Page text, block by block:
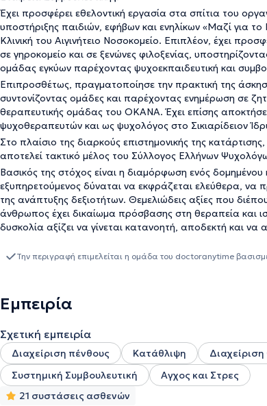
Έχει προσφέρει εθελοντική εργασία στα σπίτια του
υποστήριξης παιδιών, εφήβων και ενηλίκων «Μαζί για το
Κλινική του Αιγινήτειο Νοσοκομείο. Επιπλέον, έχει
σε γηροκομείο και σε ξενώνες φιλοξενίας,
ομάδας εγκύων παρέχοντας ψυχοεκπαιδευτική και
Επιπροσθέτως, πραγματοποίησε την πρακτική της
συντονίζοντας ομάδες και παρέχοντας ενημέρωση σε
θεραπευτικής ομάδας του ΟΚΑΝΑ. Έχει επίσης
ψυχοθεραπευτών και ως ψυχολόγος στο Σικιαρίδειον
Στο πλαίσιο της διαρκούς επιστημονικής της
αποτελεί τακτικό μέλος του Σύλλογος Ελλήνων
Βασικός της στόχος είναι η διαμόρφωση ενός
εξυπηρετούμενος δύναται να εκφράζεται ελεύθερα, να
της ανάπτυξης δεξιοτήτων. Θεμελιώδεις αξίες που
άνθρωπος έχει δικαίωμα πρόσβασης στη θεραπεία και
δυσκολία αξίζει να γίνεται κατανοητή, αποδεκτή και να
Την περιγραφή επιμελείται η ομάδα του doctoranytime
Εμπειρία
Σχετική εμπειρία
Διαχείριση πένθους Κατάθλιψη
Συστημική Συμβουλευτική
Αγχος και Στρες
21 συστάσεις ασθενών